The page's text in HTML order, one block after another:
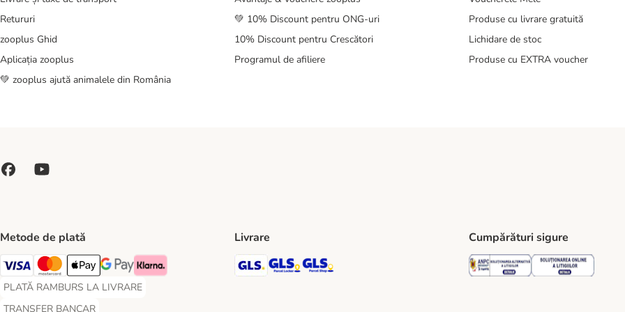
Retururi
zooplus Ghid
Aplicația zooplus
💚 zooplus ajută animalele din România
💚 10% Discount pentru ONG-uri
10% Discount pentru Crescători
Programul de afiliere
Produse cu livrare gratuită
Lichidare de stoc
Produse cu EXTRA voucher
Metode de plată
Visa Payment Method
Master Card Payment Method
Apple Pay Payment Method
Google Pay Payment Method
Klarna Payment Method
PLATĂ RAMBURS LA LIVRARE
PLATĂ RAMBURS LA LIVRARE Payment Method
TRANSFER BANCAR
Livrare
GLS Shipping Method
GLS Locker Shipping Method
GLS Parcel Shop Shipping Method
Cumpărături sigure
Security